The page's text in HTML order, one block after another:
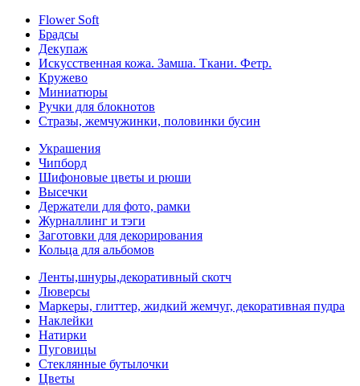
Flower Soft
Брадсы
Декупаж
Искусственная кожа. Замша. Ткани. Фетр.
Кружево
Миниатюры
Ручки для блокнотов
Стразы, жемчужинки, половинки бусин
Украшения
Чипборд
Шифоновые цветы и рюши
Высечки
Держатели для фото, рамки
Журналлинг и тэги
Заготовки для декорирования
Кольца для альбомов
Ленты,шнуры,декоративный скотч
Люверсы
Маркеры, глиттер, жидкий жемчуг, декоративная пудра
Наклейки
Натирки
Пуговицы
Стеклянные бутылочки
Цветы